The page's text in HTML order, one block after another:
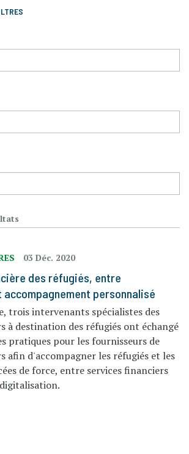
03 Déc. 2020
des réfugiés, entre
personnalisé
trois intervenants spécialistes des
à destination des réfugiés ont échangé
pratiques pour les fournisseurs de
afin d'accompagner les réfugiés et les
de force, entre services financiers